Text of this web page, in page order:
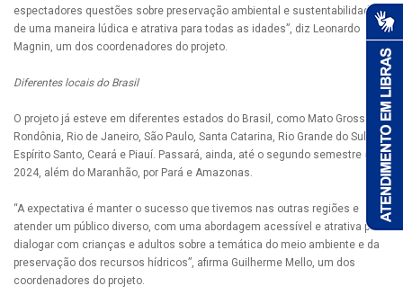
espectadores questões sobre preservação ambiental e sustentabilidade,
de uma maneira lúdica e atrativa para todas as idades”, diz Leonardo
Magnin, um dos coordenadores do projeto.
Diferentes locais do Brasil
O projeto já esteve em diferentes estados do Brasil, como Mato Grosso,
Rondônia, Rio de Janeiro, São Paulo, Santa Catarina, Rio Grande do Sul,
Espírito Santo, Ceará e Piauí. Passará, ainda, até o segundo semestre de
2024, além do Maranhão, por Pará e Amazonas.
“A expectativa é manter o sucesso que tivemos nas outras regiões e
atender um público diverso, com uma abordagem acessível e atrativa para
dialogar com crianças e adultos sobre a temática do meio ambiente e da
preservação dos recursos hídricos”, afirma Guilherme Mello, um dos
coordenadores do projeto.